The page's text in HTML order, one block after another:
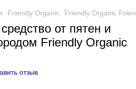
Friendly Organic Friendly Organic
от пятен и
Friendly Organic
отзыв